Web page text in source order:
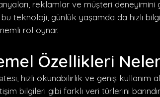
reklamlar ve müşteri deneyimini
teknoloji, günlük yaşamda da hızlı bilgi
rol oynar.
Özellikleri
hızlı okunabilirlik ve geniş kullanım
bilgileri gibi farklı veri türlerini